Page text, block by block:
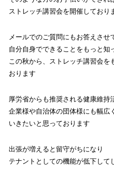
ストレッチ講習会を開催しており
メールでのご質問にもお答えさ
自分自身でできることをもっと知
この秋から、ストレッチ講習会を
おります
厚労省からも推奨される健康維持
企業様や自治体の団体様にも幅広
いきたいと思っております
出張が増えると留守がちになり
テナントとしての機能が低下して